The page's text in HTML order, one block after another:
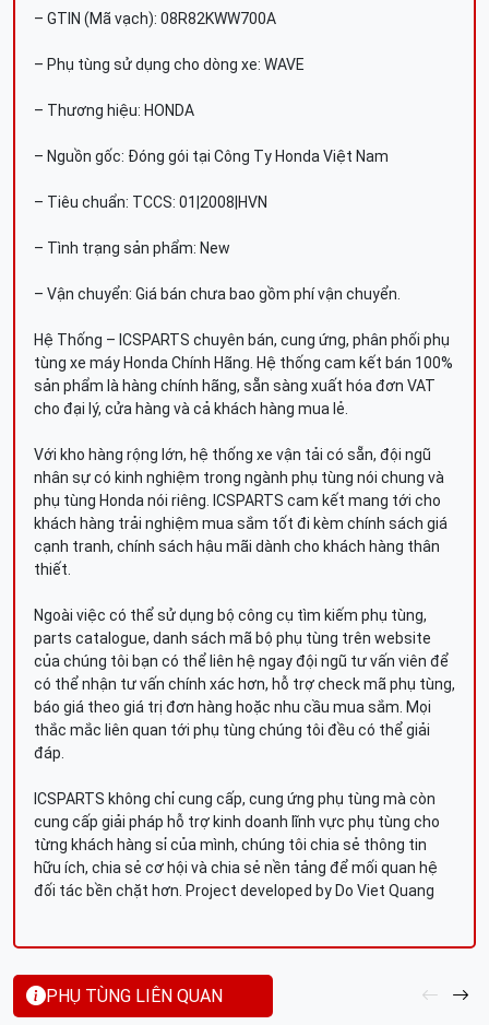
– GTIN (Mã vạch): 08R82KWW700A
– Phụ tùng sử dụng cho dòng xe: WAVE
– Thương hiệu: HONDA
– Nguồn gốc: Đóng gói tại Công Ty Honda Việt Nam
– Tiêu chuẩn: TCCS: 01|2008|HVN
– Tình trạng sản phẩm: New
– Vận chuyển: Giá bán chưa bao gồm phí vận chuyển.
Hệ Thống – ICSPARTS chuyên bán, cung ứng, phân phối phụ
tùng xe máy Honda Chính Hãng. Hệ thống cam kết bán 100%
sản phẩm là hàng chính hãng, sẵn sàng xuất hóa đơn VAT
cho đại lý, cửa hàng và cả khách hàng mua lẻ.
Với kho hàng rộng lớn, hệ thống xe vận tải có sẵn, đội ngũ
nhân sự có kinh nghiệm trong ngành phụ tùng nói chung và
phụ tùng Honda nói riêng. ICSPARTS cam kết mang tới cho
khách hàng trải nghiệm mua sắm tốt đi kèm chính sách giá
cạnh tranh, chính sách hậu mãi dành cho khách hàng thân
thiết.
Ngoài việc có thể sử dụng bộ công cụ tìm kiếm phụ tùng,
parts catalogue, danh sách mã bộ phụ tùng trên website
của chúng tôi bạn có thể liên hệ ngay đội ngũ tư vấn viên để
có thể nhận tư vấn chính xác hơn, hỗ trợ check mã phụ tùng,
báo giá theo giá trị đơn hàng hoặc nhu cầu mua sắm. Mọi
thắc mắc liên quan tới phụ tùng chúng tôi đều có thể giải
đáp.
ICSPARTS không chỉ cung cấp, cung ứng phụ tùng mà còn
cung cấp giải pháp hỗ trợ kinh doanh lĩnh vực phụ tùng cho
từng khách hàng sỉ của mình, chúng tôi chia sẻ thông tin
hữu ích, chia sẻ cơ hội và chia sẻ nền tảng để mối quan hệ
đối tác bền chặt hơn. Project developed by Do Viet Quang
PHỤ TÙNG LIÊN QUAN